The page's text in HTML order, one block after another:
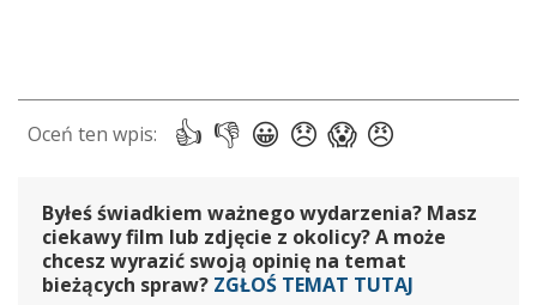
Byłeś świadkiem ważnego wydarzenia? Masz
ciekawy film lub zdjęcie z okolicy? A może
chcesz wyrazić swoją opinię na temat
bieżących spraw? ZGŁOŚ TEMAT TUTAJ